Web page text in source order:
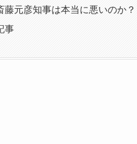
藤元彦知事は本当に悪いのか？
事